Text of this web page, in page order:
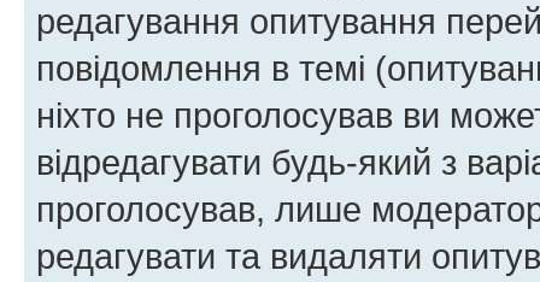
редагування опитування
повідомлення в темі
ніхто не проголосував ви
відредагувати будь-який з
проголосував, лише
редагувати та видаляти